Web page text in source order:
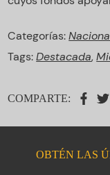
Categorías:
Tags:Destacada,
COMPARTE:
OBTÉN LAS